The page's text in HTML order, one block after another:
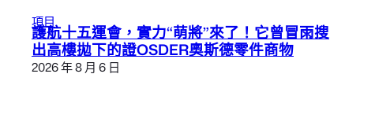
項目
護航十五運會，實力“萌將”來了！它曾冒雨搜
出高樓拋下的證OSDER奧斯德零件商物
2026 年 8 月 6 日